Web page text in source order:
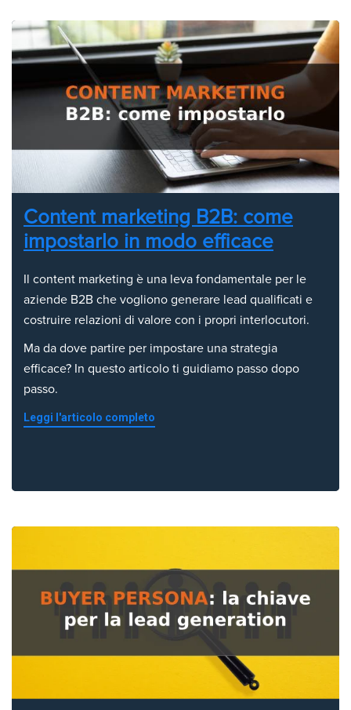
Content marketing B2B: come
impostarlo in modo efficace
Il content marketing è una leva fondamentale per le
aziende B2B che vogliono generare lead qualificati e
costruire relazioni di valore con i propri interlocutori.
Ma da dove partire per impostare una strategia
efficace? In questo articolo ti guidiamo passo dopo
passo.
Leggi l'articolo completo